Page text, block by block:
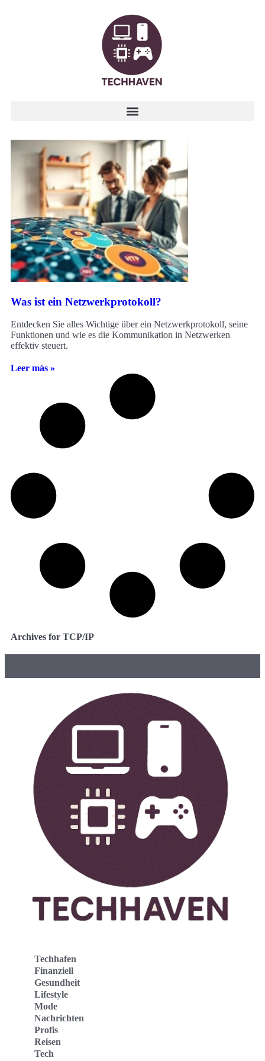
Was ist ein Netzwerkprotokoll?
Entdecken Sie alles Wichtige über ein Netzwerkprotokoll, seine
Funktionen und wie es die Kommunikation in Netzwerken
effektiv steuert.
Leer más »
Archives for TCP/IP
Techhafen
Finanziell
Gesundheit
Lifestyle
Mode
Nachrichten
Profis
Reisen
Tech